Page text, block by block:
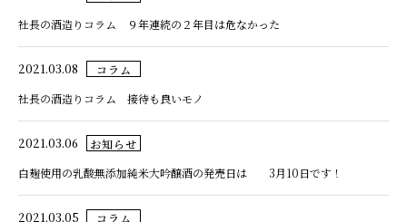
社長の酒造りコラム ９年連続の２年目は危なかった
2021.03.08
コラム
社長の酒造りコラム 接待も良いモノ
2021.03.06
お知らせ
白麹使用の乳酸無添加純米大吟醸酒の発売日は 3月10日です！
2021.03.05
コラム